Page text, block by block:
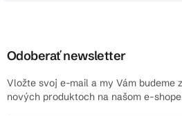
Odoberať newsletter
Vložte svoj e-mail a my Vám budeme
nových produktoch na našom e-